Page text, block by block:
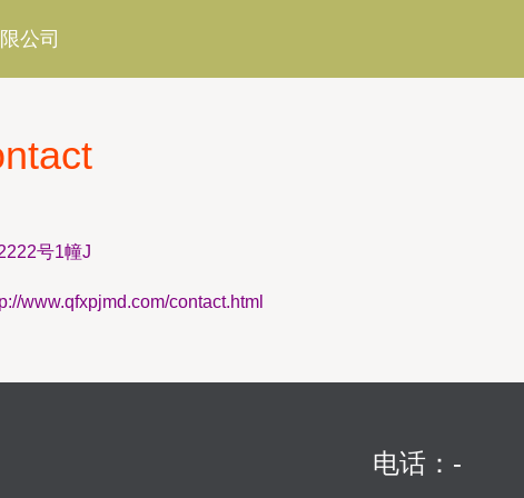
公司
号1幢J
www.qfxpjmd.com/contact.html
电话：-